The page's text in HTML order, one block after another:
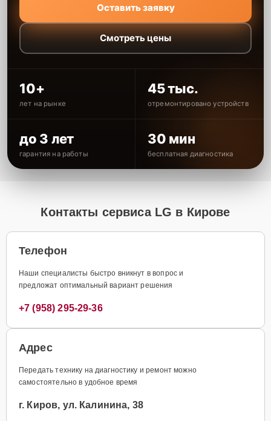
Оставить заявку
Смотреть цены
10+
лет на рынке
45 тыс.
отремонтировано устройств
до 3 лет
гарантия на работы
30 мин
бесплатная диагностика
Контакты сервиса LG в Кирове
Телефон
Наши специалисты быстро вникнут в вопрос и
предложат оптимальный вариант решения
+7 (958) 295-29-36
Адрес
Передать технику на диагностику и ремонт можно
самостоятельно в удобное время
г. Киров, ул. Калинина, 38